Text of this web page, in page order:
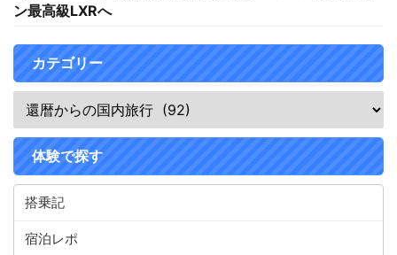
ン最高級LXRへ
カテゴリー
体験で探す
搭乗記
宿泊レポ